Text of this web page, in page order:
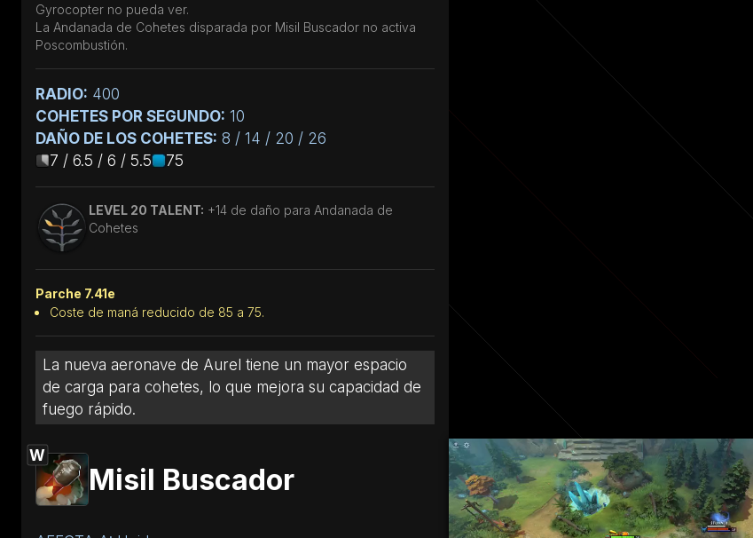
Gyrocopter no pueda ver.
La Andanada de Cohetes disparada por Misil Buscador no activa
Poscombustión.
RADIO: 400
COHETES POR SEGUNDO: 10
DAÑO DE LOS COHETES: 8 / 14 / 20 / 26
7 / 6.5 / 6 / 5.5
75
LEVEL 20 TALENT: +14 de daño para Andanada de
Cohetes
Parche 7.41e
Coste de maná reducido de 85 a 75.
La nueva aeronave de Aurel tiene un mayor espacio
de carga para cohetes, lo que mejora su capacidad de
fuego rápido.
W
Misil Buscador